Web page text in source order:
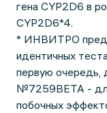
гена CYP2D6 в
CYP2D6*4.
* ИНВИТРО
идентичных
первую очередь,
№7259BETA - для
побочных